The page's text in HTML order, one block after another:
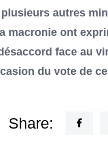
autres
macronie ont
face au
du vote de
Share: